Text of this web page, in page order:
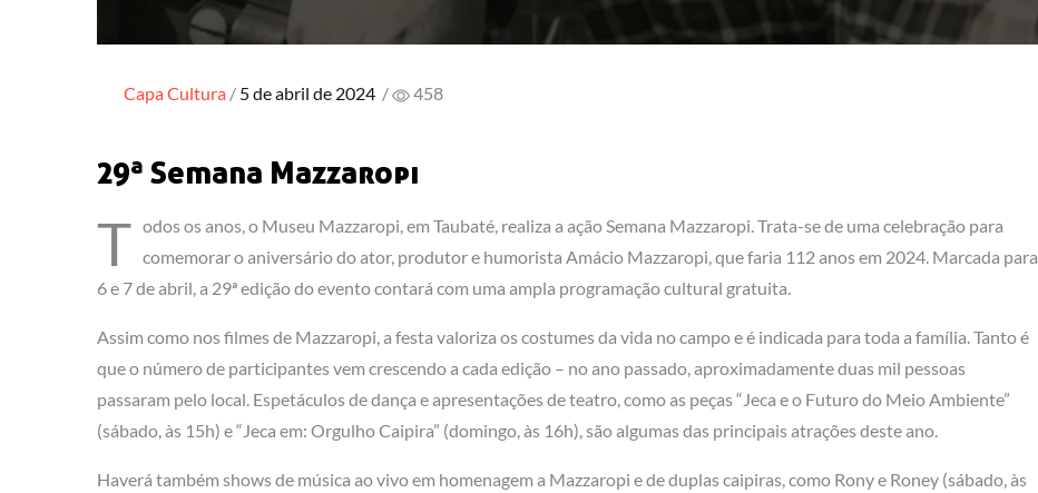
CapaCultura Posted
5 de abril de 2024 / 458
29ª Semana Mazzaropi
T odos os anos, o Museu Mazzaropi, em Taubaté, realiza a ação Semana Mazzaropi. Trata-se de uma celebração para
comemorar o aniversário do ator, produtor e humorista Amácio Mazzaropi, que faria 112 anos em 2024. Marcada para
6 e 7 de abril, a 29ª edição do evento contará com uma ampla programação cultural gratuita.
Assim como nos filmes de Mazzaropi, a festa valoriza os costumes da vida no campo e é indicada para toda a família. Tanto é
que o número de participantes vem crescendo a cada edição – no ano passado, aproximadamente duas mil pessoas
passaram pelo local. Espetáculos de dança e apresentações de teatro, como as peças “Jeca e o Futuro do Meio Ambiente”
(sábado, às 15h) e “Jeca em: Orgulho Caipira” (domingo, às 16h), são algumas das principais atrações deste ano.
Haverá também shows de música ao vivo em homenagem a Mazzaropi e de duplas caipiras, como Rony e Roney (sábado, às